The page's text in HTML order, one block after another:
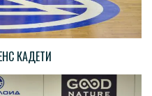
КАДЕТИ